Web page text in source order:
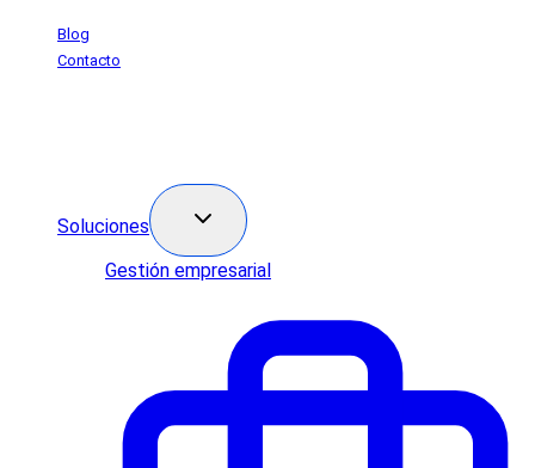
SaltarBlog
Contacto
Soluciones
Gestión empresarial